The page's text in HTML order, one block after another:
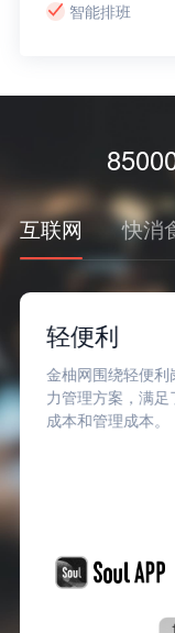
智能排班
互联网 快消
轻便利
金柚网围绕轻便
力管理方案，满
成本和管理成本。